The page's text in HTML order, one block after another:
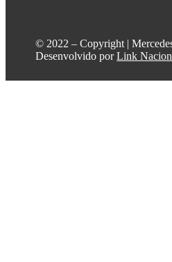
©️ 2022 – Copyright |
Desenvolvido porLink